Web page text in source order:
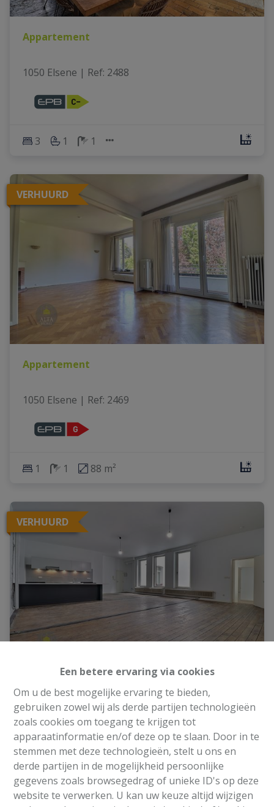
Een betere ervaring via cookies
Om u de best mogelijke ervaring te bieden,
gebruiken zowel wij als derde partijen technologieën
zoals cookies om toegang te krijgen tot
apparaatinformatie en/of deze op te slaan. Door in te
stemmen met deze technologieën, stelt u ons en
derde partijen in de mogelijkheid persoonlijke
gegevens zoals browsegedrag of unieke ID's op deze
website te verwerken. U kan uw keuze altijd wijzigen
Appartement
1050 Elsene | Ref: 2488
3 1 1
VERHUURD
Appartement
1050 Elsene | Ref: 2469
1 1 88 m²
VERHUURD
1 slaapkamer appartement - pierresstraat 9,
1000 Brussel
1000 Brussel| Ref: 2463
1 1 110 m²